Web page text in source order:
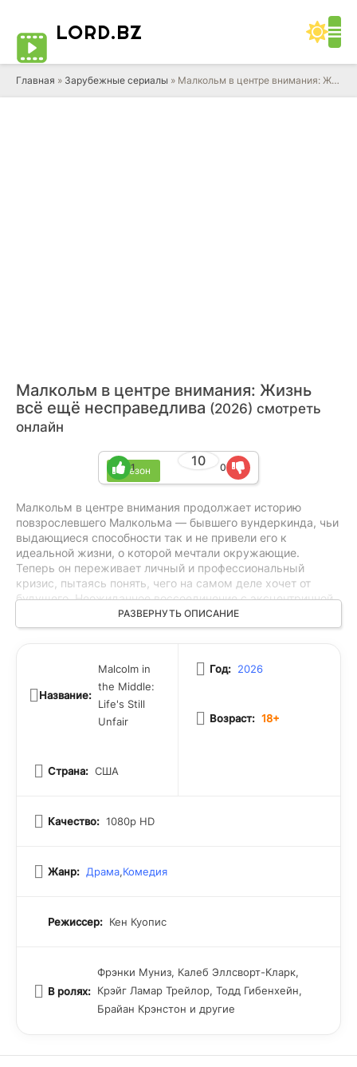
LORD.BZ
Главная » Зарубежные сериалы » Малкольм в центре внимания: Жизнь всё ещё несправедлива
Малкольм в центре внимания: Жизнь
всё ещё несправедлива (2026) смотреть
онлайн
1 сезон
10
1 0
Малкольм в центре внимания продолжает историю
повзрослевшего Малкольма — бывшего вундеркинда, чьи
выдающиеся способности так и не привели его к
идеальной жизни, о которой мечтали окружающие.
Теперь он переживает личный и профессиональный
кризис, пытаясь понять, чего на самом деле хочет от
будущего. Неожиданное воссоединение с эксцентричной
семьёй вновь втягивает его в хаос, наполненный спорами,
нелепыми ситуациями и семейной поддержкой. Родители
место в современной жизни. Постепенно герой начинает
осознавать, что настоящее счастье связано не только с
успехом, но и с людьми, которые остаются рядом
несмотря ни на что.
РАЗВЕРНУТЬ ОПИСАНИЕ
Название:
Malcolm in
the Middle:
Life's Still
Unfair
Страна: США
Год: 2026
Возраст: 18+
Качество: 1080p HD
Жанр: Драма,Комедия
Режиссер: Кен Куопис
В ролях:
Фрэнки Муниз, Калеб Эллсворт-Кларк,
Крэйг Ламар Трейлор, Тодд Гибенхейн,
Брайан Крэнстон и другие